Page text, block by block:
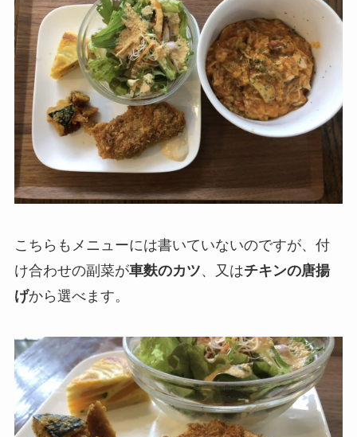
こちらもメニューには書いていないのですが、付
け合わせの副菜が車麩のカツ、又はチキンの唐揚
げから選べます。